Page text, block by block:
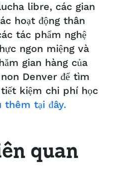
libre, các gian
hoạt động thân
tác phẩm nghệ
ngon miệng và
gian hàng của
Denver để tìm
kiệm chi phí học
thêm tại đây.
quan